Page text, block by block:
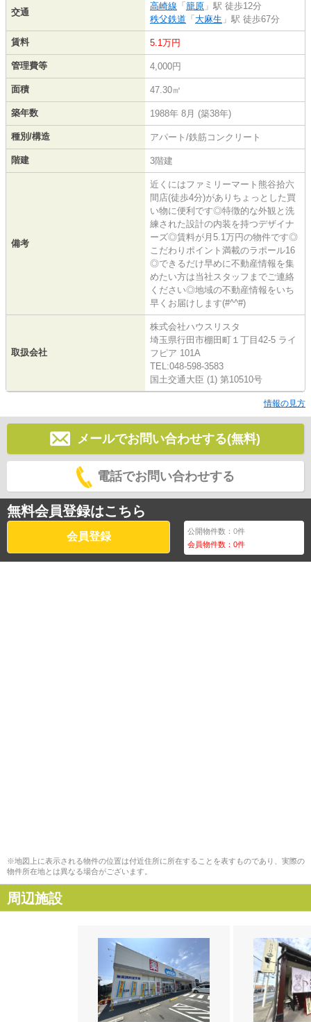
交通
高崎線 「 籠原 」駅 徒歩12分
秩父鉄道 「 大麻生 」駅 徒歩67分
賃料 5.1万円
管理費等 4,000円
面積 47.30㎡
築年数 1988年 8月 (築38年)
種別/構造 アパート/鉄筋コンクリート
階建 3階建
備考
近くにはファミリーマート熊谷拾六
間店(徒歩4分)がありちょっとした買
い物に便利です◎特徴的な外観と洗
練された設計の内装を持つデザイナ
ーズ◎賃料が月5.1万円の物件です◎
こだわりポイント満載のラポール16
◎できるだけ早めに不動産情報を集
めたい方は当社スタッフまでご連絡
ください◎地域の不動産情報をいち
早くお届けします(#^^#)
取扱会社
株式会社ハウスリスタ
埼玉県行田市棚田町１丁目42-5 ライ
フピア 101A
TEL:048-598-3583
国土交通大臣 (1) 第10510号
情報の見方
メールでお問い合わせする(無料)
電話でお問い合わせする
無料会員登録はこちら
会員登録 公開物件数：0件
会員物件数：0件
※地図上に表示される物件の位置は付近住所に所在することを表すものであり、実際の
物件所在地とは異なる場合がございます。
周辺施設